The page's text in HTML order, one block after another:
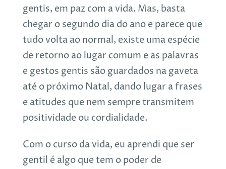
gentis, em paz com a vida. Mas, basta
chegar o segundo dia do ano e parece que
tudo volta ao normal, existe uma espécie
de retorno ao lugar comum e as palavras
e gestos gentis são guardados na gaveta
até o próximo Natal, dando lugar a frases
e atitudes que nem sempre transmitem
positividade ou cordialidade.
Com o curso da vida, eu aprendi que ser
gentil é algo que tem o poder de